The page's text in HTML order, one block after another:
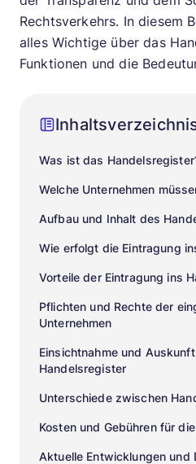
Rechtsverkehrs. In diesem
alles Wichtige über das
Funktionen und die
Was ist das
Welche Unternehmen
Aufbau und Inhalt des
Wie erfolgt die Eintragung
Vorteile der Eintragung ins
Pflichten und Rechte der
Unternehmen
Einsichtnahme und
Handelsregister
Unterschiede zwischen
Kosten und Gebühren für
Aktuelle Entwicklungen und